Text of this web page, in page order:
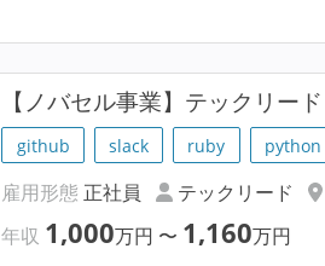
【ノバセル事業】テックリード
github slack ruby python
雇用形態 正社員 テックリード
年収 1,000万円 〜 1,160万円